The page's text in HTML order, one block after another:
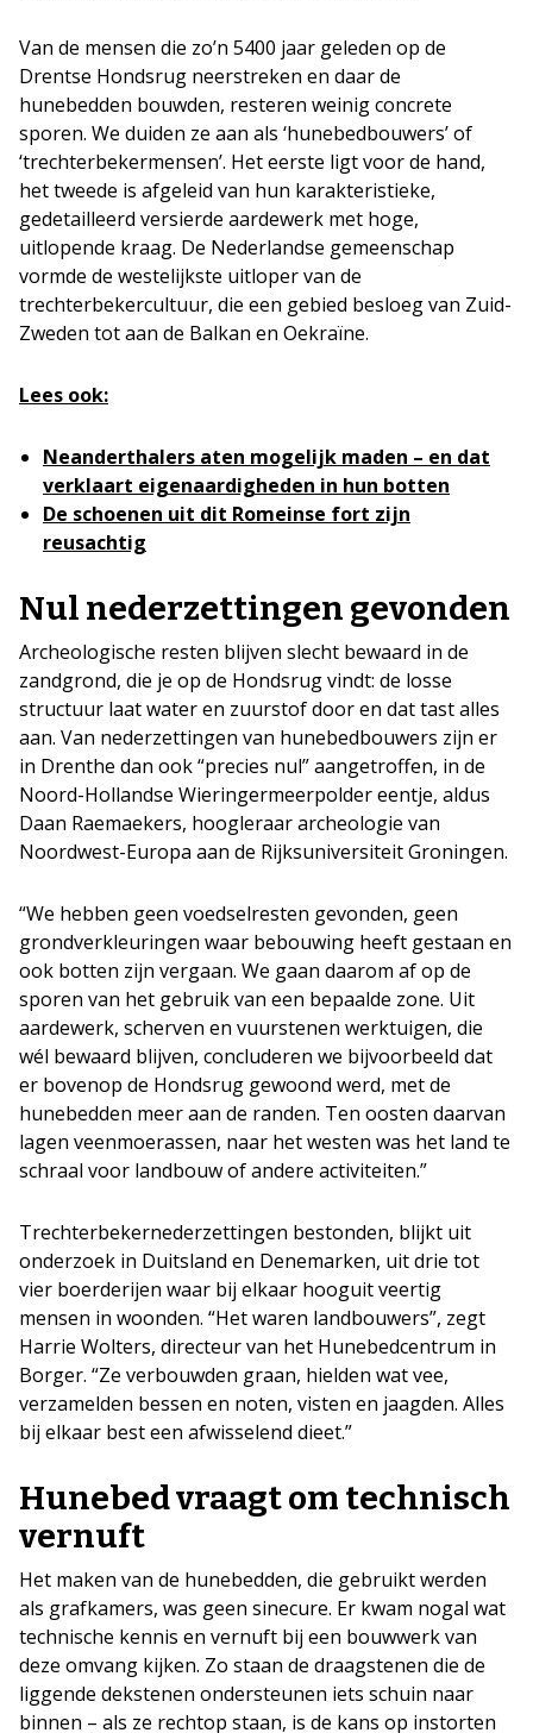
Van de mensen die zo’n 5400 jaar geleden op de
Drentse Hondsrug neerstreken en daar de
hunebedden bouwden, resteren weinig concrete
sporen. We duiden ze aan als ‘hunebedbouwers’ of
‘trechterbekermensen’. Het eerste ligt voor de hand,
het tweede is afgeleid van hun karakteristieke,
gedetailleerd versierde aardewerk met hoge,
uitlopende kraag. De Nederlandse gemeenschap
vormde de westelijkste uitloper van de
trechterbekercultuur, die een gebied besloeg van Zuid-
Zweden tot aan de Balkan en Oekraïne.
Lees ook:
Neanderthalers aten mogelijk maden – en dat
verklaart eigenaardigheden in hun botten
De schoenen uit dit Romeinse fort zijn
reusachtig
Nul nederzettingen gevonden
Archeologische resten blijven slecht bewaard in de
zandgrond, die je op de Hondsrug vindt: de losse
structuur laat water en zuurstof door en dat tast alles
aan. Van nederzettingen van hunebedbouwers zijn er
in Drenthe dan ook “precies nul” aangetroffen, in de
Noord-Hollandse Wieringermeerpolder eentje, aldus
Daan Raemaekers, hoogleraar archeologie van
Noordwest-Europa aan de Rijksuniversiteit Groningen.
“We hebben geen voedselresten gevonden, geen
grondverkleuringen waar bebouwing heeft gestaan en
ook botten zijn vergaan. We gaan daarom af op de
sporen van het gebruik van een bepaalde zone. Uit
aardewerk, scherven en vuurstenen werktuigen, die
wél bewaard blijven, concluderen we bijvoorbeeld dat
er bovenop de Hondsrug gewoond werd, met de
hunebedden meer aan de randen. Ten oosten daarvan
lagen veenmoerassen, naar het westen was het land te
schraal voor landbouw of andere activiteiten.”
Trechterbekernederzettingen bestonden, blijkt uit
onderzoek in Duitsland en Denemarken, uit drie tot
vier boerderijen waar bij elkaar hooguit veertig
mensen in woonden. “Het waren landbouwers”, zegt
Harrie Wolters, directeur van het Hunebedcentrum in
Borger. “Ze verbouwden graan, hielden wat vee,
verzamelden bessen en noten, visten en jaagden. Alles
bij elkaar best een afwisselend dieet.”
Hunebed vraagt om technisch
vernuft
Het maken van de hunebedden, die gebruikt werden
als grafkamers, was geen sinecure. Er kwam nogal wat
technische kennis en vernuft bij een bouwwerk van
deze omvang kijken. Zo staan de draagstenen die de
liggende dekstenen ondersteunen iets schuin naar
binnen – als ze rechtop staan, is de kans op instorten